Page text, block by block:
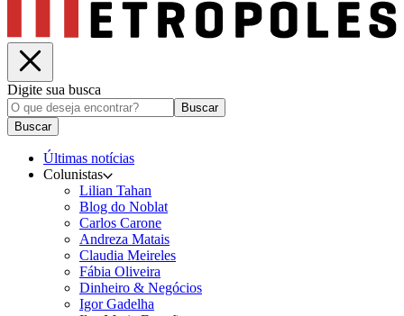
Digite sua busca
Buscar
Buscar
Últimas notícias
Colunistas
Lilian Tahan
Blog do Noblat
Carlos Carone
Andreza Matais
Claudia Meireles
Fábia Oliveira
Dinheiro & Negócios
Igor Gadelha